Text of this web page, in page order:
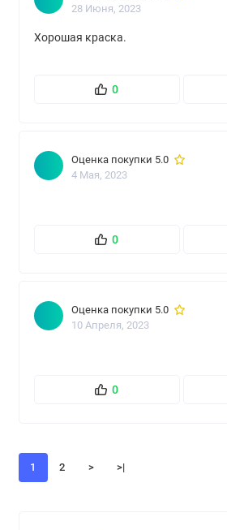
28 Июня, 2023
Хорошая краска.
0
Оценка покупки 5.0
4 Мая, 2023
0
Оценка покупки 5.0
10 Апреля, 2023
0
1 2 > >|